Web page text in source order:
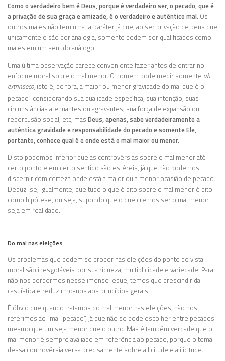
Como o verdadeiro bem é Deus, porque é verdadeiro ser, o pecado, que é
a privação de sua graça e amizade, é o verdadeiro e autêntico mal. Os
outros males não tem uma tal caráter já que, ao ser privação de bens que
unicamente o são por analogia, somente podem ser qualificados como
males em um sentido análogo.
Uma última observação parece conveniente fazer antes de entrar no
enfoque moral sobre o mal menor. O homem pode medir somente ab
extrinseco, isto é, de fora, a maior ou menor gravidade do mal que é o
pecado1 considerando sua qualidade específica, sua intenção, suas
circunstâncias atenuantes ou agravantes, sua força de expansão ou
repercusão social, etc, mas Deus, apenas, sabe verdadeiramente a
autêntica gravidade e responsabilidade do pecado e somente Ele,
portanto, conhece qual é e onde está o mal maior ou menor.
Disto podemos inferior que as controvérsias sobre o mal menor até
certo ponto e em certo sentido são estéreis, já que não podemos
discernir com certeza onde está a maior ou a menor ocasião de pecado.
Deduz-se, igualmente, que tudo o que é dito sobre o mal menor é dito
como hipótese, ou seja, supondo que o que cremos ser o mal menor
seja em realidade.
Do mal nas eleições
Os problemas que podem se propor nas eleições do ponto de vista
moral são inesgotáveis por sua riqueza, multiplicidade e variedade. Para
não nos perdermos nesse imenso leque, temos que prescindir da
casuística e reduzirmo-nos aos princípios gerais.
É óbvio que quando tratamos do mal menor nas eleições, não nos
referimos ao “mal-pecado”, já que não se pode escolher entre pecados
mesmo que um seja menor que o outro. Mas é também verdade que o
mal menor é sempre avaliado em referência ao pecado, porque o tema
dessa controvérsia versa precisamente sobre a licitude e a ilicitude.